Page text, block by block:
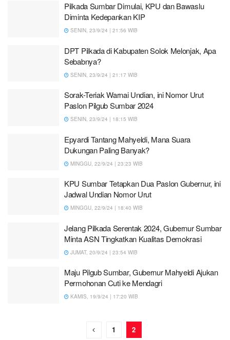
Pilkada Sumbar Dimulai, KPU dan Bawaslu
Diminta Kedepankan KIP
SENIN, 23/9/24 | 21:56 WIB
DPT Pilkada di Kabupaten Solok Melonjak, Apa
Sebabnya?
SENIN, 23/9/24 | 21:17 WIB
Sorak-Teriak Warnai Undian, ini Nomor Urut
Paslon Pilgub Sumbar 2024
SENIN, 23/9/24 | 18:15 WIB
Epyardi Tantang Mahyeldi, Mana Suara
Dukungan Paling Banyak?
MINGGU, 22/9/24 | 23:23 WIB
KPU Sumbar Tetapkan Dua Paslon Gubernur, ini
Jadwal Undian Nomor Urut
MINGGU, 22/9/24 | 18:40 WIB
Jelang Pilkada Serentak 2024, Gubernur Sumbar
Minta ASN Tingkatkan Kualitas Demokrasi
JUMAT, 20/9/24 | 23:54 WIB
Maju Pilgub Sumbar, Gubernur Mahyeldi Ajukan
Permohonan Cuti ke Mendagri
KAMIS, 19/9/24 | 17:20 WIB
1 2